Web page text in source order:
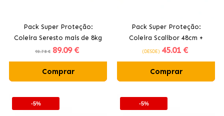
Pack Super Proteção:
Coleira Seresto mais de 8kg
+ Advantix 4 Pipetas + 25kg
93.78 € 89.09 €
Comprar
Pack Super Proteção:
Coleira Scalibor 48cm +
Frontline Tri-Act 3 Pipetas
(DESDE) 45.01 €
Comprar
-5% -5%